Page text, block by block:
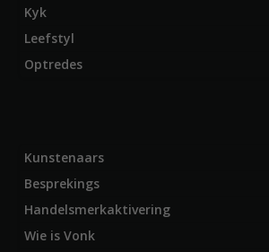
Kyk
Leefstyl
Optredes
Kunstenaars
Besprekings
Handelsmerkaktivering
Wie is Vonk